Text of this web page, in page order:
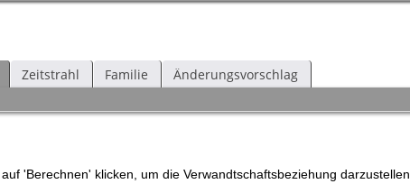
Zeitstrahl Familie Änderungsvorschlag
'Berechnen' klicken, um die Verwandtschaftsbeziehung darzustellen.